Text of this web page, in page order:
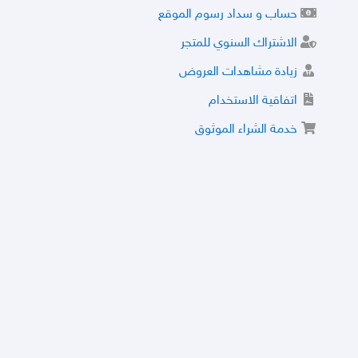
حساب و سداد رسوم الموقع
الاشتراك السنوي للمتجر
زيادة مشاهدات العروض
اتفاقية الاستخدام
خدمة الشراء الموثوق